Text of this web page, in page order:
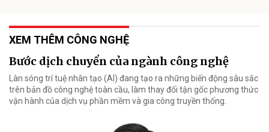
XEM THÊM CÔNG NGHỆ
Bước dịch chuyển của ngành công nghệ
Làn sóng trí tuệ nhân tạo (AI) đang tạo ra những biến động sâu sắc
trên bản đồ công nghệ toàn cầu, làm thay đổi tận gốc phương thức
vận hành của dịch vụ phần mềm và gia công truyền thống.